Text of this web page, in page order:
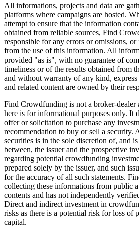
All informations, projects and data are
platforms where campaigns are hosted.
attempt to ensure that the information
obtained from reliable sources, Find
responsible for any errors or omissions, or
from the use of this information. All
provided "as is", with no guarantee of
timeliness or of the results obtained from
and without warranty of any kind,
and related content are owned by their
Find Crowdfunding is not a broker-dealer
here is for informational purposes only. It
offer or solicitation to purchase any
recommendation to buy or sell a security.
securities is in the sole discretion of, and
between, the issuer and the prospective
regarding potential crowdfunding
prepared solely by the issuer, and such
for the accuracy of all such statements.
collecting these informations from public
contents and has not independently
Direct and indirect investment in
risks as there is a potential risk for loss of
capital.